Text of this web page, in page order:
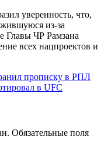
уверенность, что,
из-за
Главы ЧР Рамзана
всех нацпроектов и
прописку в РПЛ
в UFC
Обязательные поля